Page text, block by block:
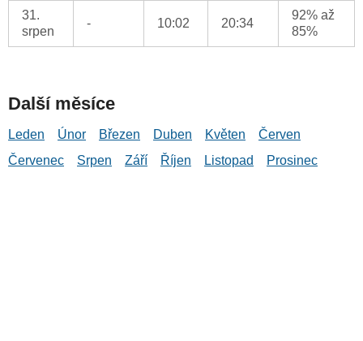
31.
srpen
- 10:02 20:34
92% až
85%
Další měsíce
Leden Únor Březen Duben Květen
Červen
Červenec
Srpen Září Říjen Listopad Prosinec